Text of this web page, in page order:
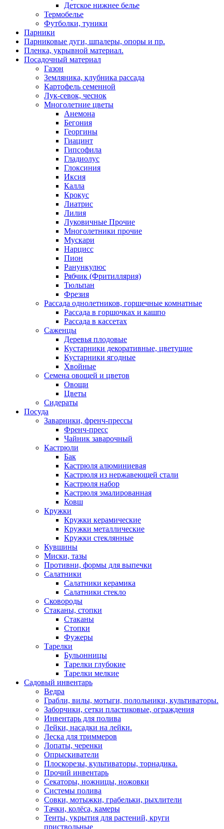
Детское нижнее белье
Термобелье
Футболки, туники
Парники
Парниковые дуги, шпалеры, опоры и пр.
Пленка, укрывной материал.
Посадочный материал
Газон
Земляника, клубника рассада
Картофель семенной
Лук-севок, чеснок
Многолетние цветы
Анемона
Бегония
Георгины
Гиацинт
Гипсофила
Гладиолус
Глоксиния
Иксия
Калла
Крокус
Лиатрис
Лилия
Луковичные Прочие
Многолетники прочие
Мускари
Нарцисс
Пион
Ранункулюс
Рябчик (Фритиллярия)
Тюльпан
Фрезия
Рассада однолетников, горшечные комнатные
Рассада в горшочках и кашпо
Рассада в кассетах
Саженцы
Деревья плодовые
Кустарники декоративные, цветущие
Кустарники ягодные
Хвойные
Семена овощей и цветов
Овощи
Цветы
Сидераты
Посуда
Заварники, френч-прессы
Френч-пресс
Чайник заварочный
Кастрюли
Бак
Кастрюля алюминиевая
Кастрюля из нержавеющей стали
Кастрюля набор
Кастрюля эмалированная
Ковш
Кружки
Кружки керамические
Кружки металлические
Кружки стеклянные
Кувшины
Миски, тазы
Противни, формы для выпечки
Салатники
Салатники керамика
Салатники стекло
Сковороды
Стаканы, стопки
Стаканы
Стопки
Фужеры
Тарелки
Бульонницы
Тарелки глубокие
Тарелки мелкие
Садовый инвентарь
Ведра
Грабли, вилы, мотыги, полольники, культиваторы.
Заборчики, сетки пластиковые, ограждения
Инвентарь для полива
Лейки, насадки на лейки.
Леска для триммеров
Лопаты, черенки
Опрыскиватели
Плоскорезы, культиваторы, торнадика.
Прочий инвентарь
Секаторы, ножницы, ножовки
Системы полива
Совки, мотыжки, грабельки, рыхлители
Тачки, колёса, камеры
Тенты, укрытия для растений, круги
приствольные